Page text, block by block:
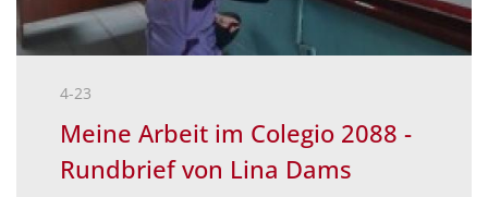
4-23
Meine Arbeit im Colegio 2088 -
Rundbrief von Lina Dams